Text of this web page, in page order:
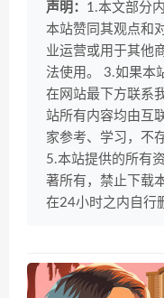
声明： 1.本文部分
本站赞同其观点和
业运营或用于其他
法使用。 3.如果本
在网站最下方联系
站所有内容均由互
家参考、学习，不
5.本站提供的所有
著所有，禁止下载
在24小时之内自行